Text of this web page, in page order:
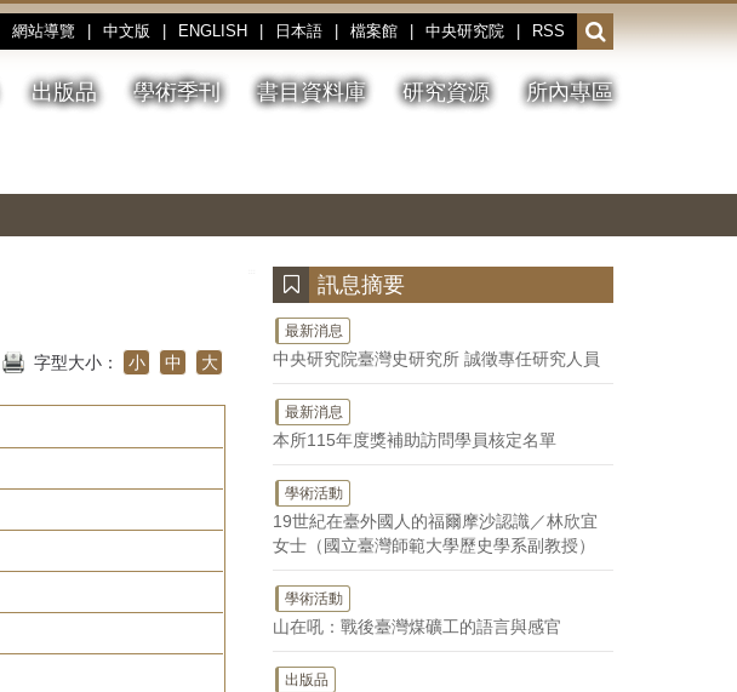
網站導覽 中文版 ENGLISH 日本語 檔案館 中央研究院 RSS
開
啟
或
收
出版品 學術季刊 書目資料庫 研究資源 所內專區
停、
圖
圖
結
字型大小： 小 中 大
訊息摘要
最新消息
中央研究院臺灣史研究所 誠徵專任研究人員
最新消息
本所115年度獎補助訪問學員核定名單
學術活動
19世紀在臺外國人的福爾摩沙認識／林欣宜
女士（國立臺灣師範大學歷史學系副教授）
學術活動
山在吼：戰後臺灣煤礦工的語言與感官
出版品